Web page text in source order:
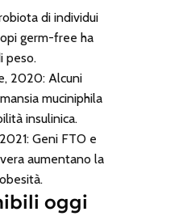
di individui
germ-free ha
peso.
2020:Alcuni
muciniphila
insulinica.
Geni FTO e
aumentano la
oggi